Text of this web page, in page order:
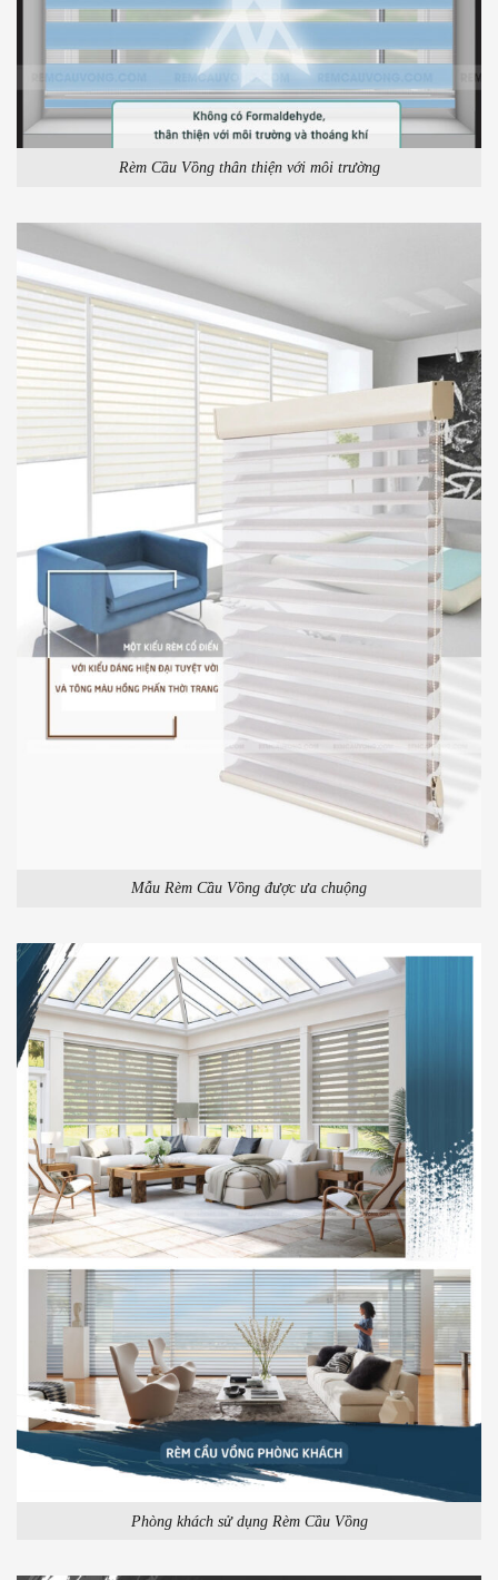
Rèm Cầu Vồng thân thiện với môi trường
Mẫu Rèm Cầu Vồng được ưa chuộng
Phòng khách sử dụng Rèm Cầu Vồng